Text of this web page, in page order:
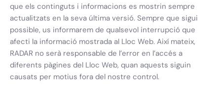
que els continguts i informacions es mostrin sempre
actualitzats en la seva última versió. Sempre que sigui
possible, us informarem de qualsevol interrupció que
afecti la informació mostrada al Lloc Web. Així mateix,
RADAR no serà responsable de l’error en l’accés a
diferents pàgines del Lloc Web, quan aquests siguin
causats per motius fora del nostre control.